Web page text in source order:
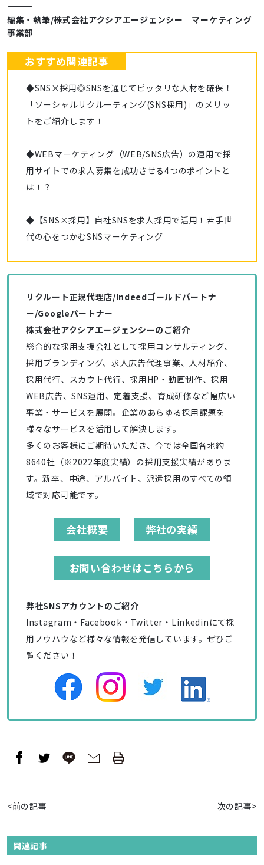
――――――――――――
編集・執筆/株式会社アクシアエージェンシー マーケティング
事業部
おすすめ関連記事
◆SNS×採用◎SNSを通じてピッタリな人材を確保！
「ソーシャルリクルーティング(SNS採用)」のメリッ
トをご紹介します！
◆WEBマーケティング（WEB/SNS広告）の運用で採
用サイトでの求人募集を成功させる4つのポイントと
は！？
◆【SNS×採用】自社SNSを求人採用で活用！若手世
代の心をつかむSNSマーケティング
リクルート正規代理店/Indeedゴールドパートナ
ー/Googleパートナー
株式会社アクシアエージェンシーのご紹介
総合的な採用支援会社として採用コンサルティング、
採用ブランディング、求人広告代理事業、人材紹介、
採用代行、スカウト代行、採用HP・動画制作、採用
WEB広告、SNS運用、定着支援、育成研修など幅広い
事業・サービスを展開。企業のあらゆる採用課題を
様々なサービスを活用して解決します。
多くのお客様にご期待いただき、今では全国各地約
8640社（※2022年度実績）の採用支援実績がありま
す。新卒、中途、アルバイト、派遣採用のすべての領
域で対応可能です。
会社概要 弊社の実績
お問い合わせはこちらから
弊社SNSアカウントのご紹介
Instagram・Facebook・Twitter・Linkedinにて採
用ノウハウなど様々な情報を発信しています。ぜひご
覧ください！
<前の記事 次の記事>
関連記事